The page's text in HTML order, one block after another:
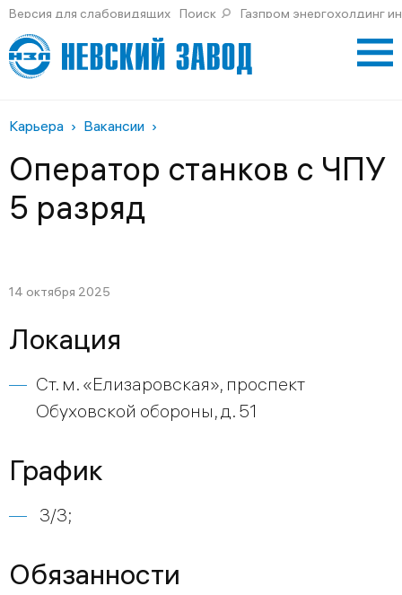
Версия для слабовидящих Поиск Газпром энергохолдинг
Карьера Вакансии
Оператор станков с ЧПУ
5 разряд
14 октября 2025
Локация
Ст. м. «Елизаровская», проспект
Обуховской обороны, д. 51
График
3/3;
Обязанности